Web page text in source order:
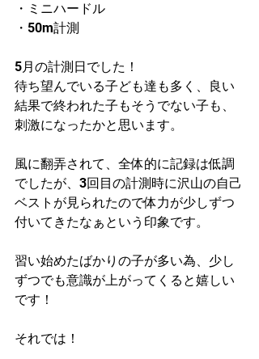
・ミニハードル
・50m計測
5月の計測日でした！
待ち望んでいる子ども達も多く、良い
結果で終われた子もそうでない子も、
刺激になったかと思います。
風に翻弄されて、全体的に記録は低調
でしたが、3回目の計測時に沢山の自己
ベストが見られたので体力が少しずつ
付いてきたなぁという印象です。
習い始めたばかりの子が多い為、少し
ずつでも意識が上がってくると嬉しい
です！
それでは！